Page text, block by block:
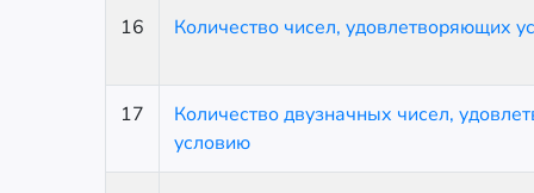
16 Количество чисел, удовлетворяющих
17
Количество двузначных чисел,
условию